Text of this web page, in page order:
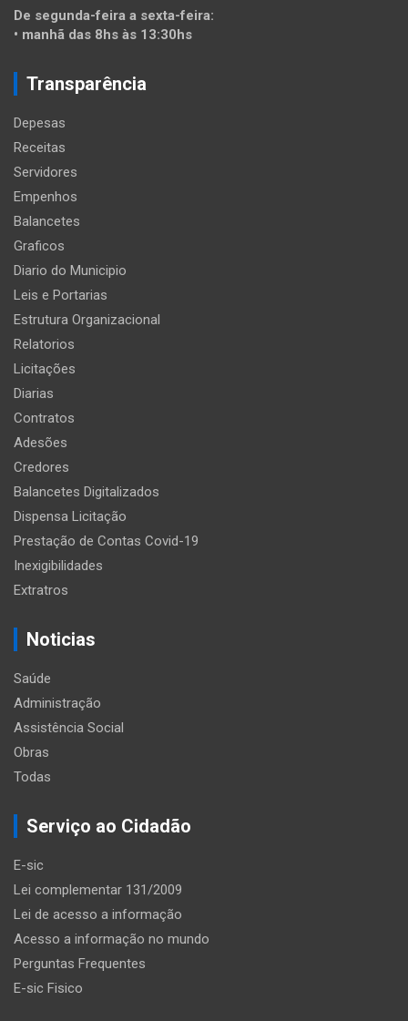
De segunda-feira a sexta-feira:
• manhã das 8hs às 13:30hs
Transparência
Depesas
Receitas
Servidores
Empenhos
Balancetes
Graficos
Diario do Municipio
Leis e Portarias
Estrutura Organizacional
Relatorios
Licitações
Diarias
Contratos
Adesões
Credores
Balancetes Digitalizados
Dispensa Licitação
Prestação de Contas Covid-19
Inexigibilidades
Extratros
Noticias
Saúde
Administração
Assistência Social
Obras
Todas
Serviço ao Cidadão
E-sic
Lei complementar 131/2009
Lei de acesso a informação
Acesso a informação no mundo
Perguntas Frequentes
E-sic Fisico